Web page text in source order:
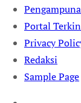
Portal
Privacy
Redaksi
Sample Page